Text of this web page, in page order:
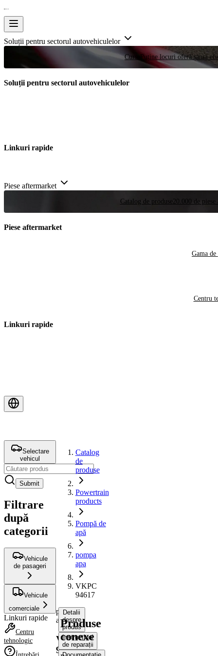
Soluții pentru sectorul autovehiculelor
Curse Puține locuri oferă șansa
Soluții pentru sectorul autovehiculelor
Linkuri rapide
Piese aftermarket
Catalog de produse 20.000 de
Piese aftermarket
Gama de
Centru
Linkuri rapide
Selectare
vehicul
Submit
Filtrare
după
categorii
Vehicule
de pasageri
Vehicule
comerciale
Linkuri rapide
Centru
tehnologic
Catalog
de
produse
Powertrain
products
Pompă de
apă
pompa
apa
VKPC
94617
pompa
apa
VKPC
94617
Detalii
despre
produs
Instrucțiuni
de reparații
Produse
conexe